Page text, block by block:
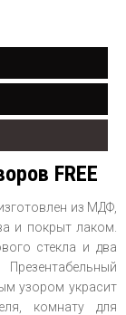
FREE
из МДФ,
и покрыт лаком.
стекла и два
узором украсит
комнату для